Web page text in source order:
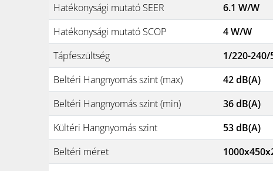
Hatékonysági mutató SEER
6.1 W/W
Hatékonysági mutató SCOP
4 W/W
Tápfeszültség
1/220-
Beltéri Hangnyomás szint (max)
42 dB(A)
Beltéri Hangnyomás szint (min)
36 dB(A)
Kültéri Hangnyomás szint
53 dB(A)
Beltéri méret